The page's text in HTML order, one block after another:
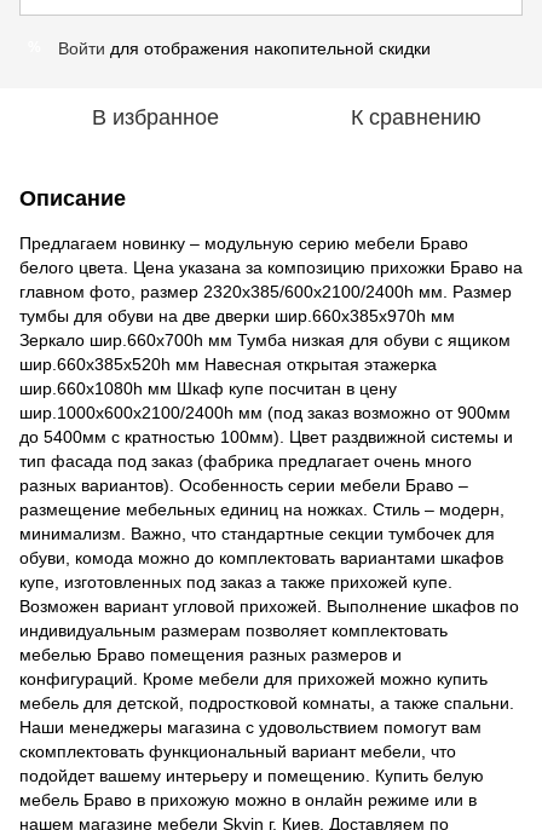
Войти для отображения накопительной скидки
В избранное К сравнению
Описание
Предлагаем новинку – модульную серию мебели Браво
белого цвета. Цена указана за композицию прихожки Браво на
главном фото, размер 2320х385/600х2100/2400h мм. Размер
тумбы для обуви на две дверки шир.660х385х970h мм
Зеркало шир.660х700h мм Тумба низкая для обуви с ящиком
шир.660х385х520h мм Навесная открытая этажерка
шир.660х1080h мм Шкаф купе посчитан в цену
шир.1000х600х2100/2400h мм (под заказ возможно от 900мм
до 5400мм с кратностью 100мм). Цвет раздвижной системы и
тип фасада под заказ (фабрика предлагает очень много
разных вариантов). Особенность серии мебели Браво –
размещение мебельных единиц на ножках. Стиль – модерн,
минимализм. Важно, что стандартные секции тумбочек для
обуви, комода можно до комплектовать вариантами шкафов
купе, изготовленных под заказ а также прихожей купе.
Возможен вариант угловой прихожей. Выполнение шкафов по
индивидуальным размерам позволяет комплектовать
мебелью Браво помещения разных размеров и
конфигураций. Кроме мебели для прихожей можно купить
мебель для детской, подростковой комнаты, а также спальни.
Наши менеджеры магазина с удовольствием помогут вам
скомплектовать функциональный вариант мебели, что
подойдет вашему интерьеру и помещению. Купить белую
мебель Браво в прихожую можно в онлайн режиме или в
нашем магазине мебели Skyin г. Киев. Доставляем по